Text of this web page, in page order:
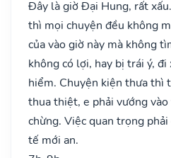
Đây là giờ Đại Hung, rất
thì mọi chuyện đều không
của vào giờ này mà không
không có lợi, hay bị trái ý, đi
hiểm. Chuyện kiện thưa thì
thua thiệt, e phải vướng
chừng. Việc quan trọng
tế mới an.